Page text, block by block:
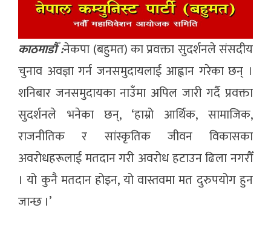
काठमाडौँ :नेकपा (बहुमत) का प्रवक्ता सुदर्शनले संसदीय
चुनाव अवज्ञा गर्न जनसमुदायलाई आह्वान गरेका छन् ।
शनिबार जनसमुदायका नाउँमा अपिल जारी गर्दै प्रवक्ता
सुदर्शनले भनेका छन्, ‘हाम्रो आर्थिक, सामाजिक,
राजनीतिक र सांस्कृतिक जीवन विकासका
अवरोधहरूलाई मतदान गरी अवरोध हटाउन ढिला नगरौँ
। यो कुनै मतदान होइन, यो वास्तवमा मत दुरुपयोग हुन
जान्छ ।’